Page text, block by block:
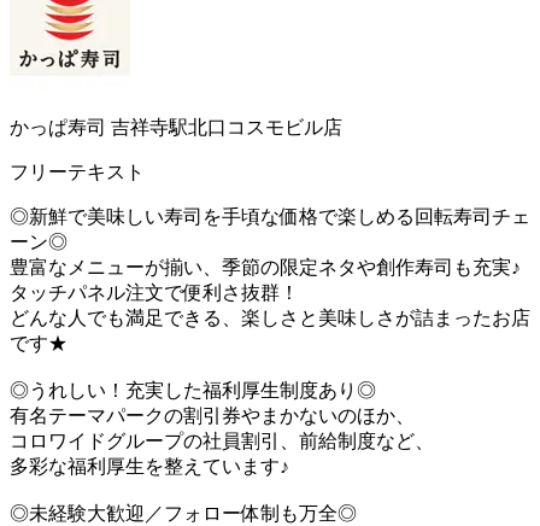
かっぱ寿司 吉祥寺駅北口コスモビル店
フリーテキスト
◎新鮮で美味しい寿司を手頃な価格で楽しめる回転寿司チェ
ーン◎
豊富なメニューが揃い、季節の限定ネタや創作寿司も充実♪
タッチパネル注文で便利さ抜群！
どんな人でも満足できる、楽しさと美味しさが詰まったお店
です★
◎うれしい！充実した福利厚生制度あり◎
有名テーマパークの割引券やまかないのほか、
コロワイドグループの社員割引、前給制度など、
多彩な福利厚生を整えています♪
◎未経験大歓迎／フォロー体制も万全◎